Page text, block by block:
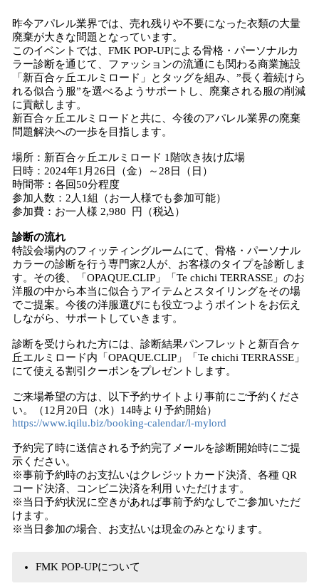
昨今アパレル業界では、売れ残りや不要になった衣類の大量
廃棄が大きな問題となっています。
このイベントでは、FMK POP-UPによる骨格・パーソナルカ
ラー診断を通じて、ファッションの流通にも関わる商業施設
「新百合ヶ丘エルミロード」とタッグを組み、”長く着続けら
れる似合う服”を選べるようサポートし、廃棄される服の削減
に貢献します。
新百合ヶ丘エルミロードと共に、今後のアパレル業界の廃棄
問題解決への一歩を目指します。
場所：新百合ヶ丘エルミロード 1階吹き抜け広場
日時：2024年1月26日（金）～28日（日）
時間帯：各回50分程度
参加人数：2人1組（お一人様でも参加可能）
参加費：お一人様 2,980 円（税込）
診断の流れ
特設会場内のフィッティングルームにて、骨格・パーソナル
カラーの診断を行う専門家2人が、お客様のタイプを診断しま
す。その後、「OPAQUE.CLIP」「Te chichi TERRASSE」のお
洋服の中から本当に似合うアイテムとスタイリングをその場
でご提案。今後の洋服選びにも役立つようポイントをお伝え
しながら、サポートしていきます。
診断を受けられた方には、診断結果パンフレットと新百合ヶ
丘エルミロード内「OPAQUE.CLIP」「Te chichi TERRASSE」
にて使える割引クーポンをプレゼントします。
ご来場希望の方は、以下予約サイトより事前にご予約くださ
い。（12月20日（水）14時より予約開始）
https://www.iqilu.biz/booking-calendar/l-mylord
予約完了時に送信される予約完了メールを診断開始時にご提
示ください。
※事前予約時のお支払いはクレジットカード決済、各種 QR
コード決済、コンビニ決済を利用 いただけます。
※当日予約状況に空きがあれば事前予約なしでご参加いただ
けます。
※当日参加の場合、お支払いは現金のみとなります。
FMK POP-UPについて